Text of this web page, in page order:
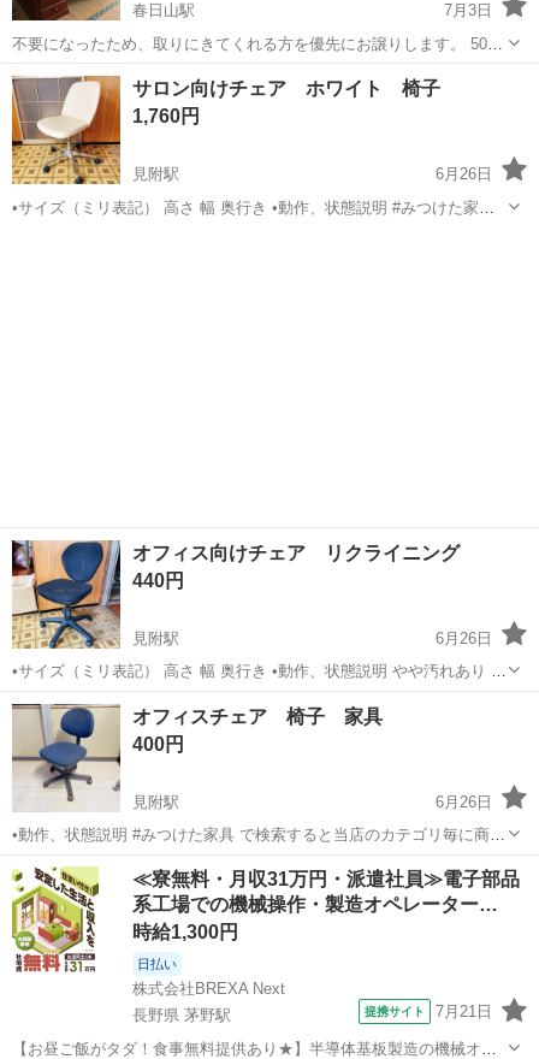
春日山駅
7月3日
不要になったため、取りにきてくれる方を優先にお譲りします。 50年
ほど前の品物ですが、あまり使用感無く、状態は良いと思います。
新潟 上越市 春日山駅 オフィス用家具
サロン向けチェア ホワイト 椅子
1,760円
見附駅
6月26日
•サイズ（ミリ表記） 高さ 幅 奥行き •動作、状態説明 #みつけた家具
オフィス向けチェア リクライニング
440円
見附駅
6月26日
•サイズ（ミリ表記） 高さ 幅 奥行き •動作、状態説明 やや汚れあり #
みつけた家具 で検索すると当店のカテゴリ毎に商品を検索可能ですの
でお求めの商品が探しやすくなります！ ※2026年3月6日実施の為、そ
れ以前の...
新潟 見附市 オフィス用家具 オフィス
オフィスチェア 椅子 家具
400円
見附駅
6月26日
•動作、状態説明 #みつけた家具 で検索すると当店のカテゴリ毎に商品
を検索可能ですのでお求めの商品が探しやすくなります！ ※2026年3
月6日実施の為、それ以前の物は表示されません。 順次付け加えてい
新潟 見附市 見附駅 オフィス用家具 オフィス
≪寮無料・月収31万円・派遣社員≫電子部品
系工場での機械操作・製造オペレーター…
時給1,300円
日払い
株式会社BREXA Next
長野県 茅野駅
提携サイト 7月21日
【お昼ご飯がタダ！食事無料提供あり★】半導体基板製造の機械オペ